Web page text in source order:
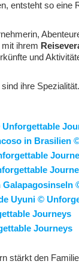
entsteht so eine
ihrem
und
sind ihre
stärkt den